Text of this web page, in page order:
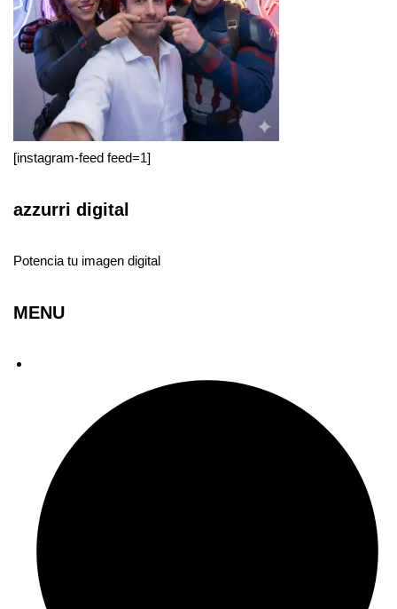
[instagram-feed feed=1]
azzurri digital
Potencia tu imagen digital
MENU